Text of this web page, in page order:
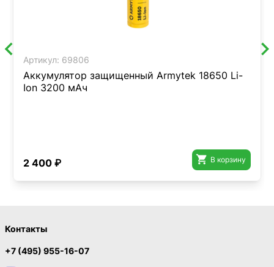
Артикул: 69806
Аккумулятор защищенный Armytek 18650 Li-
Ion 3200 мАч
2 400 ₽  В корзину
Контакты
+7 (495) 955-16-07